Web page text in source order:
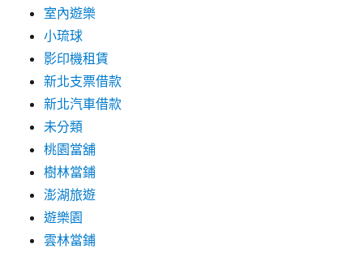
室內遊樂
小琉球
影印機租賃
新北支票借款
新北汽車借款
未分類
桃園當舖
樹林當鋪
澎湖旅遊
遊樂園
雲林當鋪